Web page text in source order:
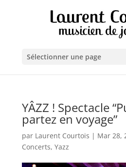
Sélectionner une page
YÂZZ ! Spectacle
partez en voyage”
par Laurent Courtois | Mar 28,
Concerts, Yazz